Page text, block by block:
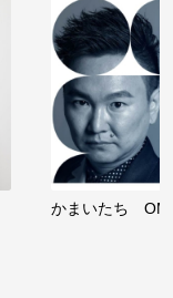
かまいたち